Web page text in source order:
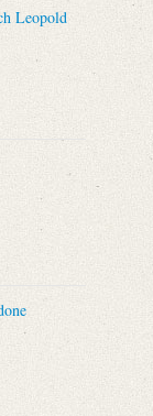
Leopold